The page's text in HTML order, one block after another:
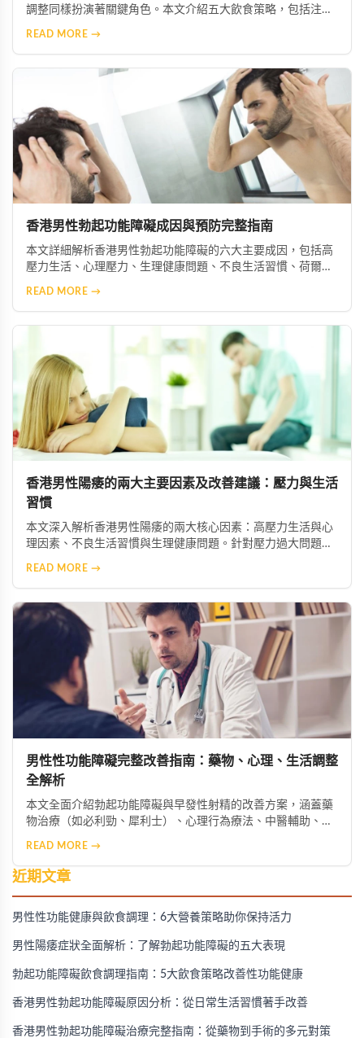
調整同樣扮演著關鍵角色。本文介紹五大飲食策略，包括注重
有效改善症狀並促進整體健康。
READ MORE →
香港男性勃起功能障礙成因與預防完整指南
本文詳細解析香港男性勃起功能障礙的六大主要成因，包括高
壓力生活、心理壓力、生理健康問題、不良生活習慣、荷爾蒙
READ MORE →
香港男性陽痿的兩大主要因素及改善建議：壓力與生活
習慣
本文深入解析香港男性陽痿的兩大核心因素：高壓力生活與心
理因素、不良生活習慣與生理健康問題。針對壓力過大問題，
READ MORE →
男性性功能障礙完整改善指南：藥物、心理、生活調整
全解析
本文全面介紹勃起功能障礙與早發性射精的改善方案，涵蓋藥
物治療（如必利勁、犀利士）、心理行為療法、中醫輔助、生
READ MORE →
近期文章
男性性功能健康與飲食調理：6大營養策略助你保持活力
男性陽痿症狀全面解析：了解勃起功能障礙的五大表現
勃起功能障礙飲食調理指南：5大飲食策略改善性功能健康
香港男性勃起功能障礙原因分析：從日常生活習慣著手改善
香港男性勃起功能障礙治療完整指南：從藥物到手術的多元對策